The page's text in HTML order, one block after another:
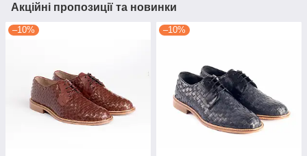
Акційні пропозиції та новинки
–10% –10%